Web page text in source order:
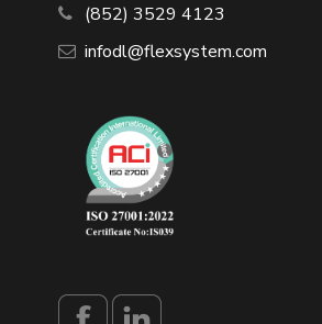
(852) 3529 4123
infodl@flexsystem.com